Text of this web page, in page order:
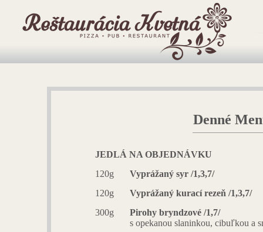
Denné
JEDLÁ NA OBJEDNÁVKU
120g
Vyprážaný syr /1,3,7/
120g
Vyprážaný kurací rezeň /1,3,7/
300g
Pirohy bryndzové /1,7/
s opekanou slaninkou, cibuľkou a